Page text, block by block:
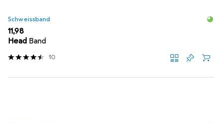
Schweissband
EUR
11,98
Head Band
10